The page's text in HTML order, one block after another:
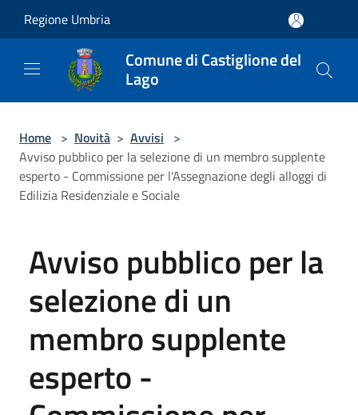
Regione Umbria
Comune di Castiglione del
Lago
Home > Novità > Avvisi >
Avviso pubblico per la selezione di un membro supplente
esperto - Commissione per l'Assegnazione degli alloggi di
Edilizia Residenziale e Sociale
Avviso pubblico per la
selezione di un
membro supplente
esperto -